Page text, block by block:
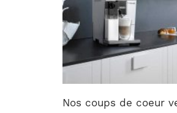
Nos coups de coeur